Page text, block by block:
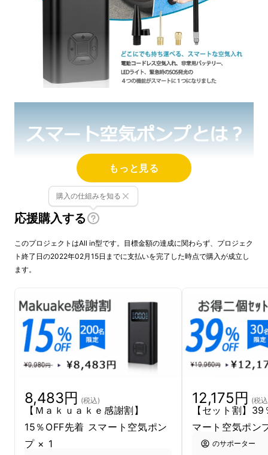
コードレスで重さはわずか425ｇ。片手に収ま
る小ささですので、どこにでも持ち運べます。
なLEDライト、モバイルバッテリー、緊急時の
もっと見る
応援購入する
購入の仕組みを知る
このプロジェクトはAll in型です。目標金額の達成に関わらず、プロジェク
ト終了日の2022年02月15日までに支払いを完了した時点で購入が成立し
ます。
8,483円 (税込)
【Ｍａｋｕａｋｅ感謝割】
15％OFF先着 スマート空気ポン
プ × 1
12,175円 (税
【セット割】
マート空気ポン
のサポーター